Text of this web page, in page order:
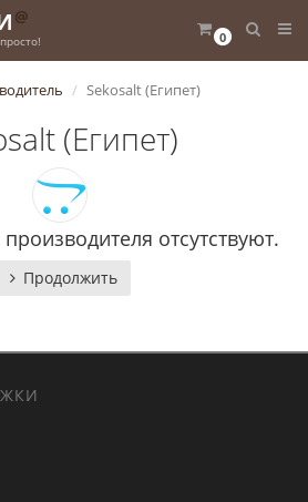
0
@
Sekosalt (Египет)
(Египет)
отсутствуют.
Продолжить